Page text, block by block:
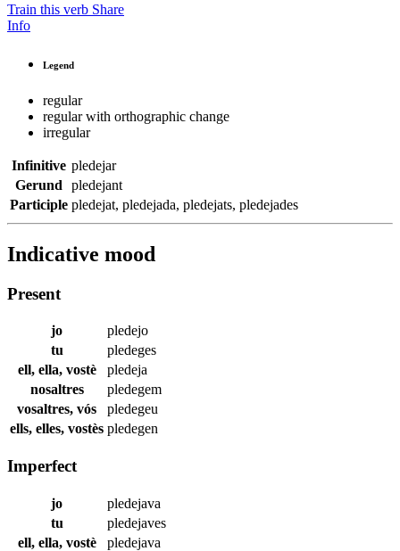
Train this verb Share
Info
Legend
regular
regular with orthographic change
irregular
Infinitive pledejar
Gerund
pledejant
Participle pledejat, pledejada, pledejats, pledejades
Indicative mood
Present
jo
pledejo
tu
pledeges
ell, ella, vostè
pledeja
nosaltres
pledegem
vosaltres, vós
pledegeu
ells, elles, vostès pledegen
Imperfect
jo
pledejava
tu
pledejaves
ell, ella, vostè
pledejava